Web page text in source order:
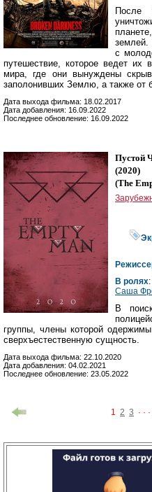
После
землей.
с
путешествие, которое ведет их
мира, где они вынуждены
заполонивших Землю, а также от
Дата выхода фильма: 18.02.2017
Дата добавления: 16.09.2022
Последнее обновление: 16.09.2022
Пустой
(2020)
(The
В ролях:
Саша
В
группы, члены которой
сверхъестественную сущность.
Дата выхода фильма: 22.10.2020
Дата добавления: 04.02.2021
Последнее обновление: 23.05.2022
1 2 3 · · ·